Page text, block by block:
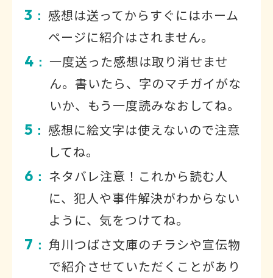
3 ： 感想は送ってからすぐにはホーム
ページに紹介はされません。
4 ： 一度送った感想は取り消せませ
ん。書いたら、字のマチガイがな
いか、もう一度読みなおしてね。
5 ： 感想に絵文字は使えないので注意
してね。
6 ： ネタバレ注意！これから読む人
に、犯人や事件解決がわからない
ように、気をつけてね。
7 ： 角川つばさ文庫のチラシや宣伝物
で紹介させていただくことがあり